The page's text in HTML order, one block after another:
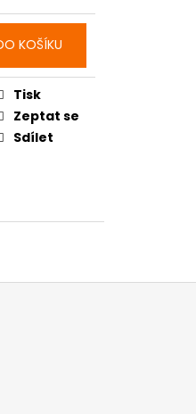
KOŠÍKU
Tisk
Zeptat se
Sdílet